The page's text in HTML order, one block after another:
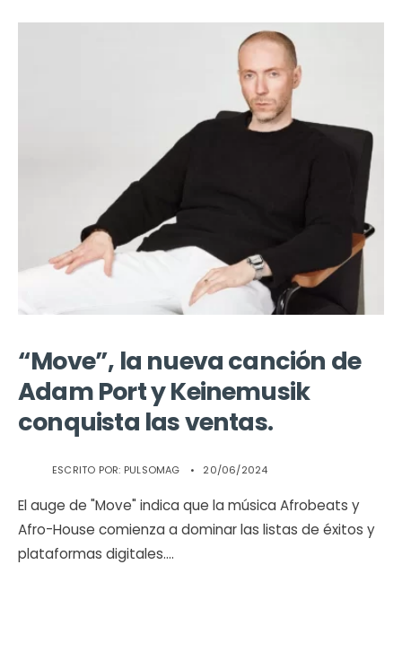
“Move”, la nueva canción de
Adam Port y Keinemusik
conquista las ventas.
ESCRITO POR: PULSOMAG • 20/06/2024
El auge de "Move" indica que la música Afrobeats y
Afro-House comienza a dominar las listas de éxitos y
plataformas digitales....